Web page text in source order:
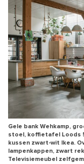
Gele bank Wehkamp,
stoel, koffietafel Loods
kussen zwart-wit Ikea.
lampenkappen, zwart
Televisiemeubel